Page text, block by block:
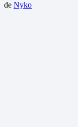
de Nyko